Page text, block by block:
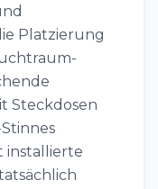
Platzierung
Steckdosen
installierte